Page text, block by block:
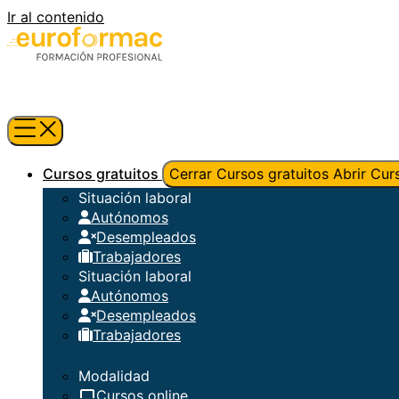
Ir al contenido
Cursos gratuitos Cerrar Cursos gratuitos Abrir
Situación laboral
Autónomos
Desempleados
Trabajadores
Situación laboral
Autónomos
Desempleados
Trabajadores
Modalidad
Cursos online